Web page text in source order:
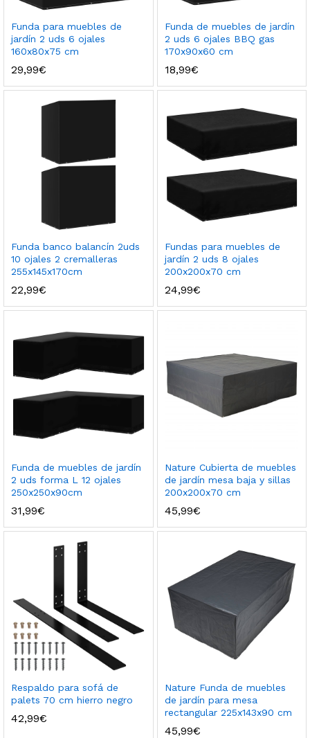
Funda para muebles de
jardín 2 uds 6 ojales
160x80x75 cm
29,99€
Funda de muebles de jardín
2 uds 6 ojales BBQ gas
170x90x60 cm
18,99€
Funda banco balancín 2uds
10 ojales 2 cremalleras
255x145x170cm
22,99€
Fundas para muebles de
jardín 2 uds 8 ojales
200x200x70 cm
24,99€
Funda de muebles de jardín
2 uds forma L 12 ojales
250x250x90cm
31,99€
Nature Cubierta de muebles
de jardín mesa baja y sillas
200x200x70 cm
45,99€
Respaldo para sofá de
palets 70 cm hierro negro
42,99€
Nature Funda de muebles
de jardín para mesa
rectangular 225x143x90 cm
45,99€